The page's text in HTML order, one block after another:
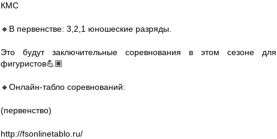
КМС
🔸В первенстве: 3,2,1 юношеские разряды.
Это будут заключительные соревнования в этом сезоне для
фигуристов💪🏽
🔸Онлайн-табло соревнований:
(первенство)
http://fsonlinetablo.ru/